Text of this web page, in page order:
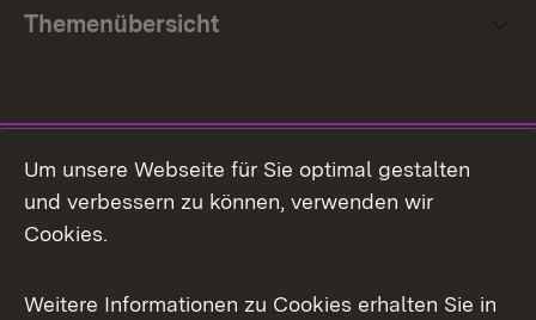
Themenübersicht
Facebook
X / Twitter
Um unsere Webseite für Sie optimal gestalten
und verbessern zu können, verwenden wir
Cookies.
Weitere Informationen zu Cookies erhalten Sie in